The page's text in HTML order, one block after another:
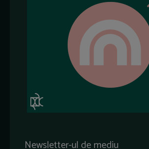
Newsletter-ul de mediu